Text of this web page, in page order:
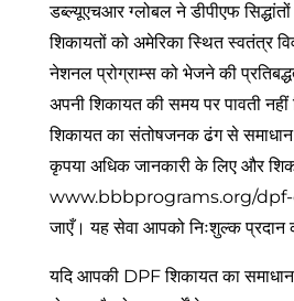
डब्ल्यूएचआर ग्लोबल ने डीपीएफ
शिकायतों को अमेरिका स्थित स्वतंत्र
नेशनल प्रोग्राम्स को भेजने की
अपनी शिकायत की समय पर पावती
शिकायत का संतोषजनक ढंग से समाधान
कृपया अधिक जानकारी के लिए और
www.bbbprograms.org/
जाएँ। यह सेवा आपको निःशुल्क प्रदान
यदि आपकी DPF शिकायत का समाधान